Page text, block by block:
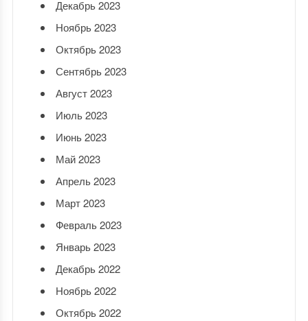
Декабрь 2023
Ноябрь 2023
Октябрь 2023
Сентябрь 2023
Август 2023
Июль 2023
Июнь 2023
Май 2023
Апрель 2023
Март 2023
Февраль 2023
Январь 2023
Декабрь 2022
Ноябрь 2022
Октябрь 2022